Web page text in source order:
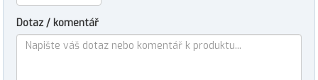
Dotaz / komentář